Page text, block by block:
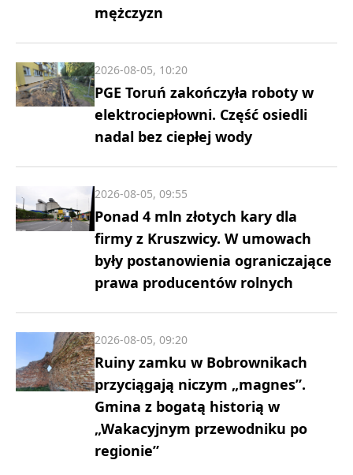
mężczyzn
PGE Toruń zakończyła roboty w
elektrociepłowni. Część osiedli
nadal bez ciepłej wody
2026-08-05, 10:20
Ponad 4 mln złotych kary dla
firmy z Kruszwicy. W umowach
były postanowienia ograniczające
prawa producentów rolnych
2026-08-05, 09:55
Ruiny zamku w Bobrownikach
przyciągają niczym „magnes”.
Gmina z bogatą historią w
„Wakacyjnym przewodniku po
regionie”
2026-08-05, 09:20